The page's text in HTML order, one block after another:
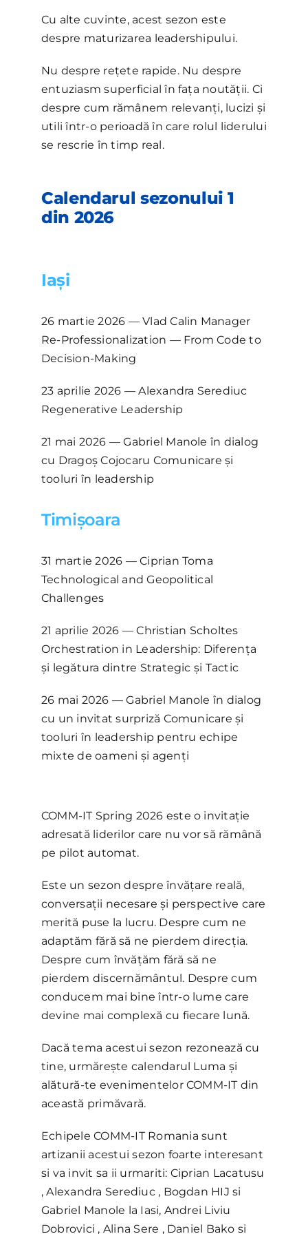
Cu alte cuvinte, acest sezon este
despre maturizarea leadershipului.
Nu despre rețete rapide. Nu despre
entuziasm superficial în fața noutății. Ci
despre cum rămânem relevanți, lucizi și
utili într-o perioadă în care rolul liderului
se rescrie în timp real.
Calendarul sezonului 1
din 2026
Iași
26 martie 2026 — Vlad Calin Manager
Re-Professionalization — From Code to
Decision-Making
23 aprilie 2026 — Alexandra Serediuc
Regenerative Leadership
21 mai 2026 — Gabriel Manole în dialog
cu Dragoș Cojocaru Comunicare și
tooluri în leadership
Timișoara
31 martie 2026 — Ciprian Toma
Technological and Geopolitical
Challenges
21 aprilie 2026 — Christian Scholtes
Orchestration in Leadership: Diferența
și legătura dintre Strategic și Tactic
26 mai 2026 — Gabriel Manole în dialog
cu un invitat surpriză Comunicare și
tooluri în leadership pentru echipe
mixte de oameni și agenți
COMM-IT Spring 2026 este o invitație
adresată liderilor care nu vor să rămână
pe pilot automat.
Este un sezon despre învățare reală,
conversații necesare și perspective care
merită puse la lucru. Despre cum ne
adaptăm fără să ne pierdem direcția.
Despre cum învățăm fără să ne
pierdem discernământul. Despre cum
conducem mai bine într-o lume care
devine mai complexă cu fiecare lună.
Dacă tema acestui sezon rezonează cu
tine, urmărește calendarul Luma și
alătură-te evenimentelor COMM-IT din
această primăvară.
Echipele COMM-IT Romania sunt
artizanii acestui sezon foarte interesant
si va invit sa ii urmariti: Ciprian Lacatusu
, Alexandra Serediuc , Bogdan HIJ si
Gabriel Manole la Iasi, Andrei Liviu
Dobrovici , Alina Sere , Daniel Bako si